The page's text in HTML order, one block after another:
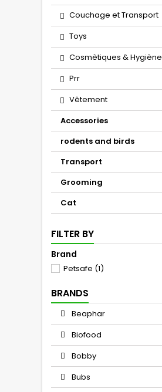
Couchage et Transport
Toys
Cosmètiques & Hygiène
Prr
Vêtement
Accessories
rodents and birds
Transport
Grooming
Cat
FILTER BY
Brand
Petsafe (1)
BRANDS
Beaphar
Biofood
Bobby
Bubs